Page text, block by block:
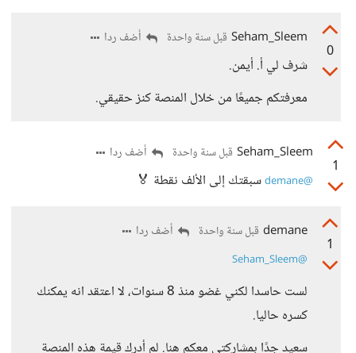
0
Seham_Sleem قبل سنة واحدة أضف ردا
شرف لي أ. أيمن.
معرفتكم جميعًا من خلال المنصة كنز حقيقي.
1
Seham_Sleem قبل سنة واحدة أضف ردا
@demane سبقتك إلى الألف نقطة 🏅
1
demane قبل سنة واحدة أضف ردا
@Seham_Sleem
لست حاسدا لكني غضو منذ 8 سنوات، لا اعتقد انه يمكنك
كسره حاليا.